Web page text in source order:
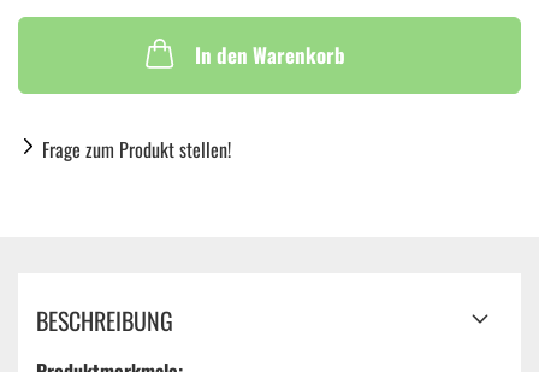
In den Warenkorb
Frage zum Produkt stellen!
BESCHREIBUNG